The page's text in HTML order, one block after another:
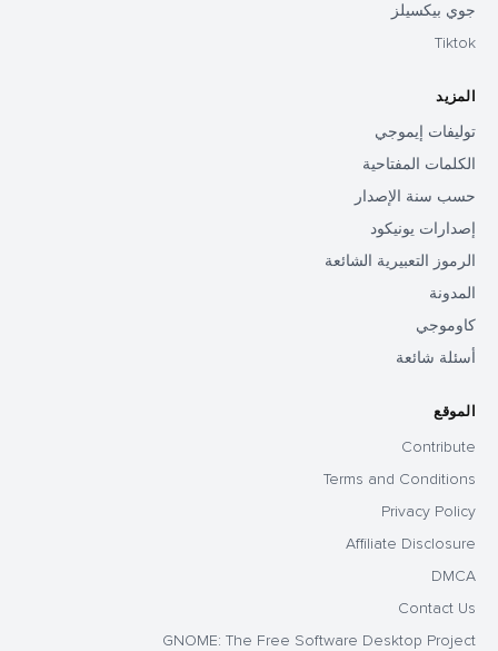
جوي بيكسيلز
Tiktok
المزيد
توليفات إيموجي
الكلمات المفتاحية
حسب سنة الإصدار
إصدارات يونيكود
الرموز التعبيرية الشائعة
المدونة
كاوموجي
أسئلة شائعة
الموقع
Contribute
Terms and Conditions
Privacy Policy
Affiliate Disclosure
DMCA
Contact Us
GNOME: The Free Software Desktop Project